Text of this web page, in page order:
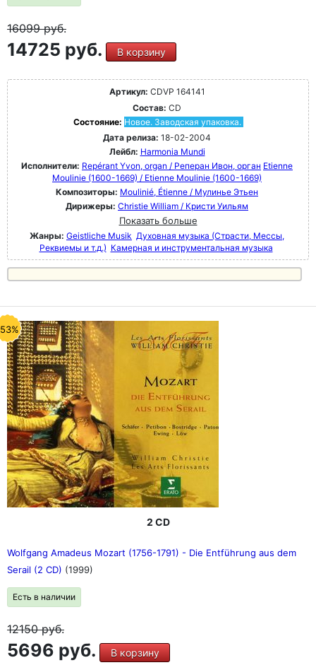
16099руб.
14725 руб. В корзину
Артикул: CDVP 164141
Состав: CD
Состояние: Новое. Заводская упаковка.
Дата релиза: 18-02-2004
Лейбл: Harmonia Mundi
Исполнители: Repérant Yvon, organ / Реперан Ивон, орган Etienne
Moulinie (1600-1669) / Etienne Moulinie (1600-1669)
Композиторы: Moulinié, Étienne / Мулинье Этьен
Дирижеры: Christie William / Кристи Уильям
Показать больше
Жанры: Geistliche Musik Духовная музыка (Страсти, Мессы,
Реквиемы и т.д.) Камерная и инструментальная музыка
2 CD
Wolfgang Amadeus Mozart (1756-1791) - Die Entführung aus dem
Serail (2 CD) (1999)
Есть в наличии
12150руб.
5696 руб. В корзину